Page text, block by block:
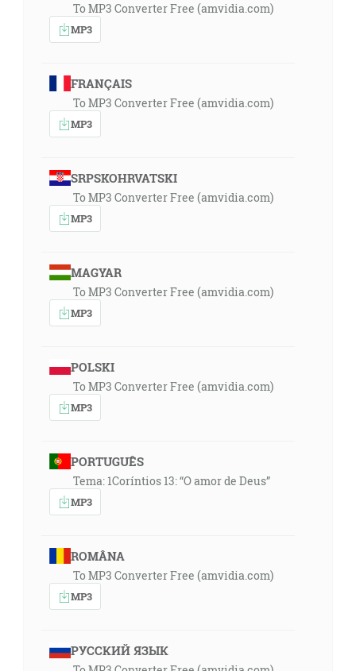
To MP3 Converter Free (amvidia.com)
MP3
FRANÇAIS
To MP3 Converter Free (amvidia.com)
MP3
SRPSKOHRVATSKI
To MP3 Converter Free (amvidia.com)
MP3
MAGYAR
To MP3 Converter Free (amvidia.com)
MP3
POLSKI
To MP3 Converter Free (amvidia.com)
MP3
PORTUGUÊS
Tema: 1Coríntios 13: “O amor de Deus”
MP3
ROMÂNA
To MP3 Converter Free (amvidia.com)
MP3
РУССКИЙ ЯЗЫК